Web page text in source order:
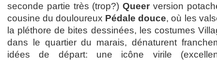
seconde partie très (trop?)Queer version
cousine du douloureux Pédale douce, où les
la pléthore de bites dessinées, les costumes
dans le quartier du marais, dénaturent
idées de départ: une icône virile